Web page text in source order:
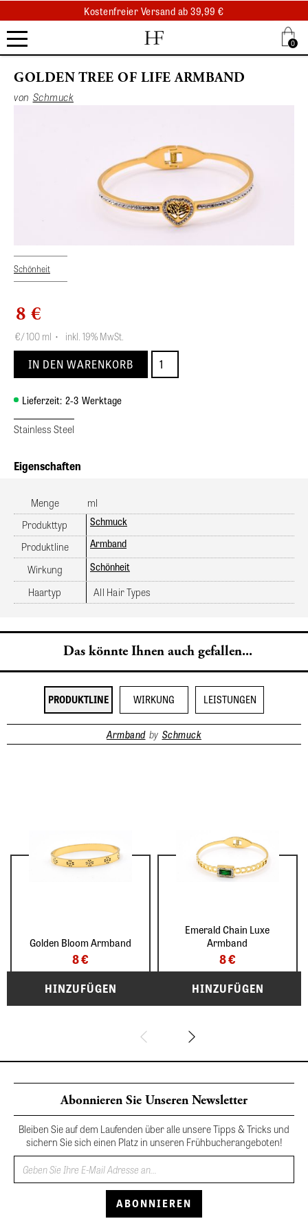
Kostenfreier Versand ab 39,99 €
Kostenfreier Abholung am selben Tag
.
.
.
Tree Of Life Armband
0
GOLDEN TREE OF LIFE ARMBAND
von Schmuck
Schönheit
8 €
€/ 100 ml • inkl. 19% MwSt.
Lieferzeit: 2-3 Werktage
Stainless Steel
Eigenschaften
Menge
ml
Produkttyp
Schmuck
Produktline Armband
Wirkung Schönheit
Haartyp All Hair Types
Das könnte Ihnen auch gefallen...
PRODUKTLINE WIRKUNG LEISTUNGEN
Armband by Schmuck
Golden Bloom Armband
8 €
Emerald Chain Luxe
Armband
8 €
Abonnieren Sie Unseren Newsletter
Bleiben Sie auf dem Laufenden über alle unsere Tipps & Tricks und
sichern Sie sich einen Platz in unseren Frühbucherangeboten!